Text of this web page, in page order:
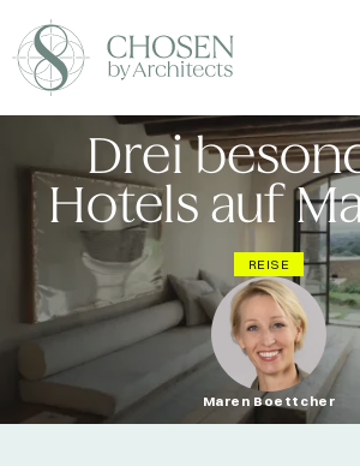
Drei
Hotels auf
REISE
Maren Boettcher